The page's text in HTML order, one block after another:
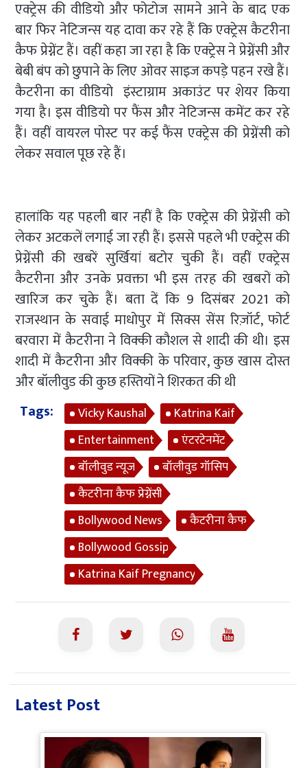
एक्ट्रेस की वीडियो और फोटोज सामने आने के बाद एक
बार फिर नेटिजन्स यह दावा कर रहे हैं कि एक्ट्रेस कैटरीना
कैफ प्रेग्नेंट हैं। वहीं कहा जा रहा है कि एक्ट्रेस ने प्रेग्नेंसी और
बेबी बंप को छुपाने के लिए ओवर साइज कपड़े पहन रखे हैं।
कैटरीना का वीडियो इंस्टाग्राम अकाउंट पर शेयर किया
गया है। इस वीडियो पर फैंस और नेटिजन्स कमेंट कर रहे
हैं। वहीं वायरल पोस्ट पर कई फैंस एक्ट्रेस की प्रेग्नेंसी को
लेकर सवाल पूछ रहे हैं।
हालांकि यह पहली बार नहीं है कि एक्ट्रेस की प्रेग्नेंसी को
लेकर अटकलें लगाई जा रही हैं। इससे पहले भी एक्ट्रेस की
प्रेग्नेंसी की खबरें सुर्खियां बटोर चुकी हैं। वहीं एक्ट्रेस
कैटरीना और उनके प्रवक्ता भी इस तरह की खबरों को
खारिज कर चुके हैं। बता दें कि 9 दिसंबर 2021 को
राजस्थान के सवाई माधोपुर में सिक्स सेंस रिज़ॉर्ट, फोर्ट
बरवारा में कैटरीना ने विक्की कौशल से शादी की थी। इस
शादी में कैटरीना और विक्की के परिवार, कुछ खास दोस्त
और बॉलीवुड की कुछ हस्तियों ने शिरकत की थी
Tags:
Vicky Kaushal
Katrina Kaif
Entertainment
एंटरटेनमेंट
बॉलीवुड न्यूज
बॉलीवुड गॉसिप
कैटरीना कैफ प्रेग्नेंसी
Bollywood News
कैटरीना कैफ
Bollywood Gossip
Katrina Kaif Pregnancy
Latest Post